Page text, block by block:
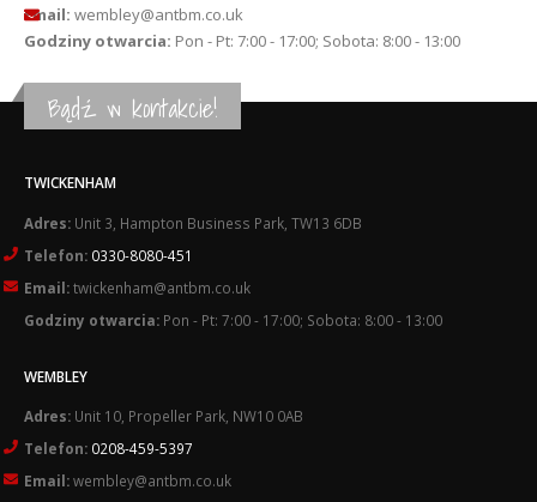
Email: wembley@antbm.co.uk
Godziny otwarcia: Pon - Pt: 7:00 - 17:00; Sobota: 8:00 - 13:00
Bądź w kontakcie!
TWICKENHAM
Adres: Unit 3, Hampton Business Park, TW13 6DB
Telefon: 0330-8080-451
Email:twickenham@antbm.co.uk
Godziny otwarcia: Pon - Pt: 7:00 - 17:00; Sobota: 8:00 - 13:00
WEMBLEY
Adres: Unit 10, Propeller Park, NW10 0AB
Telefon: 0208-459-5397
Email:wembley@antbm.co.uk